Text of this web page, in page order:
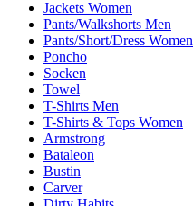
Jackets Women
Pants/Walkshorts Men
Pants/Short/Dress Women
Poncho
Socken
Towel
T-Shirts Men
T-Shirts & Tops Women
Armstrong
Bataleon
Bustin
Carver